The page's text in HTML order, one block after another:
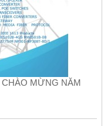
MỪNG NĂM